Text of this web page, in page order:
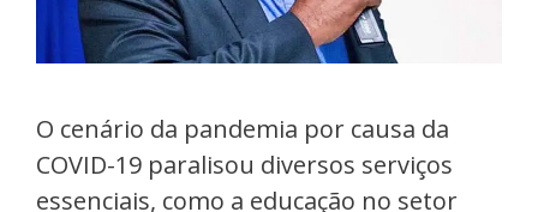
O cenário da pandemia por causa da
COVID-19 paralisou diversos serviços
essenciais, como a educação no setor